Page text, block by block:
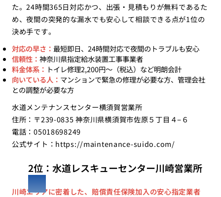
た。24時間365日対応かつ、出張・見積もりが無料であるた
め、夜間の突発的な漏水でも安心して相談できる点が1位の
決め手です。
対応の早さ： 最短即日、24時間対応で夜間のトラブルも安心
信頼性： 神奈川県指定給水装置工事事業者
料金体系： トイレ修理2,200円〜（税込）など明朗会計
向いている人： マンションで緊急の修理が必要な方、管理会社
との調整が必要な方
水道メンテナンスセンター横須賀営業所
住所：〒239-0835 神奈川県横須賀市佐原５丁目４−６
電話：05018698249
公式サイト： https://maintenance-suido.com/
2位：水道レスキューセンター川崎営業所
川崎エリアに密着した、賠償責任保険加入の安心指定業者